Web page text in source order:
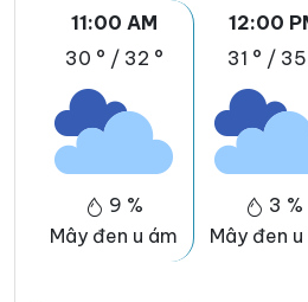
11:00 AM
30 ° / 32 °
9 %
Mây đen u ám
12:00
31 ° / 35
3 %
Mây đen u